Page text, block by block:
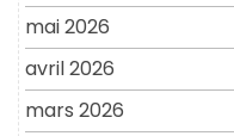
mai 2026
avril 2026
mars 2026